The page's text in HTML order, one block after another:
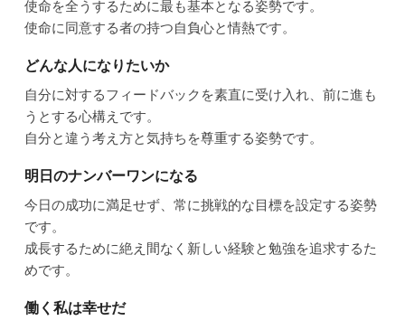
使命を全うするために最も基本となる姿勢です。
使命に同意する者の持つ自負心と情熱です。
どんな人になりたいか
自分に対するフィードバックを素直に受け入れ、前に進も
うとする心構えです。
自分と違う考え方と気持ちを尊重する姿勢です。
明日のナンバーワンになる
今日の成功に満足せず、常に挑戦的な目標を設定する姿勢
です。
成長するために絶え間なく新しい経験と勉強を追求するた
めです。
働く私は幸せだ